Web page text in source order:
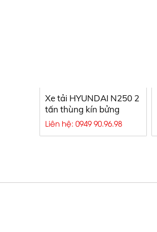
Xe tải HYUNDAI N250 2
tấn thùng kín bửng
nâng
Liên hệ: 0949 90.96.98